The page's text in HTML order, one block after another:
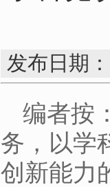
发布日期
编者按
务，以学
创新能力